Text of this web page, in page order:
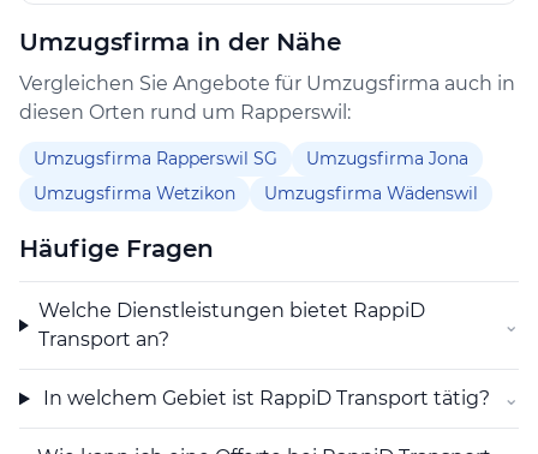
Teilleistungen aus einer Hand wünschen. Die
Kombination dieser Angebote ermöglicht eine flexible
und bedarfsgerechte Planung von Umzügen und
Mit RappiD Transport wird Wert darauf gelegt, den
Schritte klar zu kommunizieren. So kann eine Offerte
Kosten im Voraus transparenter zu machen. Die
angebotenen Umzug Transport Leistungen sind
und Unternehmen in der Region Rapperswil
Umzugsfirma in der Nähe
Vergleichen Sie Angebote für Umzugsfirma auch in
diesen Orten rund um Rapperswil:
Umzugsfirma Rapperswil SG
Umzugsfirma Jona
Umzugsfirma Wetzikon
Umzugsfirma Wädenswil
Häufige Fragen
Welche Dienstleistungen bietet RappiD
Transport an?
⌄
In welchem Gebiet ist RappiD Transport tätig? ⌄